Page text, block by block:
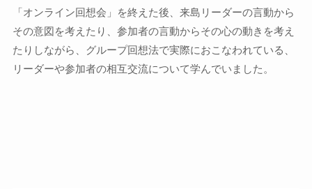
「オンライン回想会」を終えた後、来島リーダーの言動から
その意図を考えたり、参加者の言動からその心の動きを考え
たりしながら、グループ回想法で実際におこなわれている、
リーダーや参加者の相互交流について学んでいました。